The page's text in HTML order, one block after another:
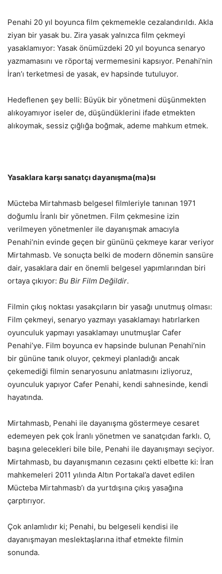
Penahi 20 yıl boyunca film çekmemekle cezalandırıldı. Akla
ziyan bir yasak bu. Zira yasak yalnızca film çekmeyi
yasaklamıyor: Yasak önümüzdeki 20 yıl boyunca senaryo
yazmamasını ve röportaj vermemesini kapsıyor. Penahi’nin
İran’ı terketmesi de yasak, ev hapsinde tutuluyor.
Hedeflenen şey belli: Büyük bir yönetmeni düşünmekten
alıkoyamıyor iseler de, düşündüklerini ifade etmekten
alıkoymak, sessiz çığlığa boğmak, ademe mahkum etmek.
Yasaklara karşı sanatçı dayanışma(ma)sı
Mücteba Mirtahmasb belgesel filmleriyle tanınan 1971
doğumlu İranlı bir yönetmen. Film çekmesine izin
verilmeyen yönetmenler ile dayanışmak amacıyla
Penahi’nin evinde geçen bir gününü çekmeye karar veriyor
Mirtahmasb. Ve sonuçta belki de modern dönemin sansüre
dair, yasaklara dair en önemli belgesel yapımlarından biri
ortaya çıkıyor: Bu Bir Film Değildir.
Filmin çıkış noktası yasakçıların bir yasağı unutmuş olması:
Film çekmeyi, senaryo yazmayı yasaklamayı hatırlarken
oyunculuk yapmayı yasaklamayı unutmuşlar Cafer
Penahi’ye. Film boyunca ev hapsinde bulunan Penahi’nin
bir gününe tanık oluyor, çekmeyi planladığı ancak
çekemediği filmin senaryosunu anlatmasını izliyoruz,
oyunculuk yapıyor Cafer Penahi, kendi sahnesinde, kendi
hayatında.
Mirtahmasb, Penahi ile dayanışma göstermeye cesaret
edemeyen pek çok İranlı yönetmen ve sanatçıdan farklı. O,
başına gelecekleri bile bile, Penahi ile dayanışmayı seçiyor.
Mirtahmasb, bu dayanışmanın cezasını çekti elbette ki: İran
mahkemeleri 2011 yılında Altın Portakal’a davet edilen
Mücteba Mirtahmasb’ı da yurtdışına çıkış yasağına
çarptırıyor.
Çok anlamlıdır ki; Penahi, bu belgeseli kendisi ile
dayanışmayan meslektaşlarına ithaf etmekte filmin
sonunda.